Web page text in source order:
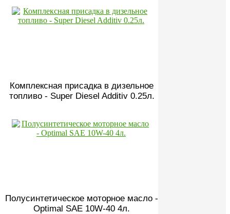
Комплексная присадка в дизельное
топливо - Super Diesel Additiv 0.25л.
Полусинтетическое моторное масло -
Optimal SAE 10W-40 4л.